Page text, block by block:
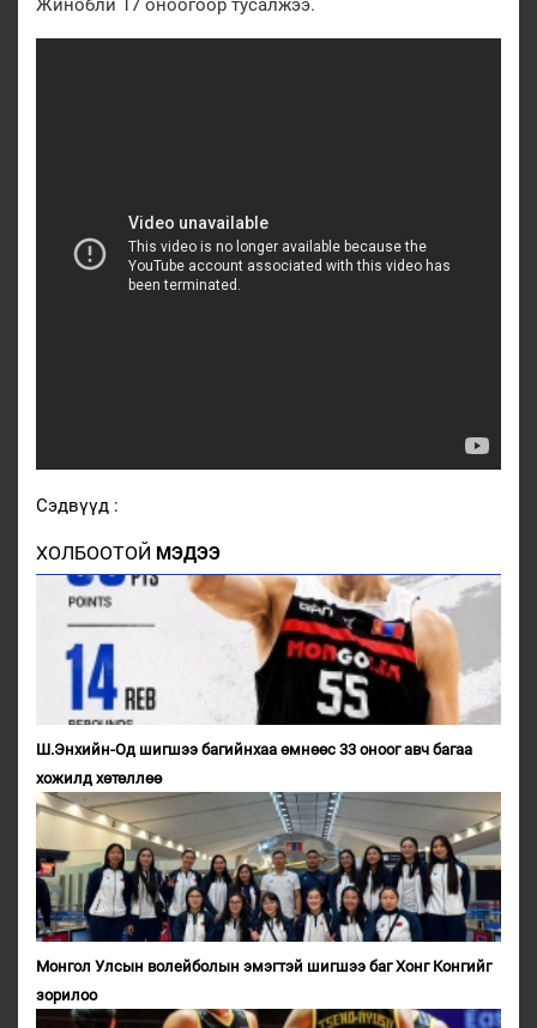
Жинобли 17 оноогоор тусалжээ.
Сэдвүүд :
ХОЛБООТОЙ МЭДЭЭ
Ш.Энхийн-Од шигшээ багийнхаа өмнөөс 33 оноог авч багаа
хожилд хөтөллөө
Монгол Улсын волейболын эмэгтэй шигшээ баг Хонг Конгийг
зорилоо